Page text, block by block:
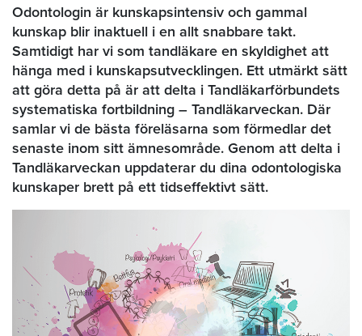
Odontologin är kunskapsintensiv och gammal
kunskap blir inaktuell i en allt snabbare takt.
Samtidigt har vi som tandläkare en skyldighet att
hänga med i kunskapsutvecklingen. Ett utmärkt sätt
att göra detta på är att delta i Tandläkarförbundets
systematiska fortbildning – Tandläkarveckan. Där
samlar vi de bästa föreläsarna som förmedlar det
senaste inom sitt ämnesområde. Genom att delta i
Tandläkarveckan uppdaterar du dina odontologiska
kunskaper brett på ett tidseffektivt sätt.